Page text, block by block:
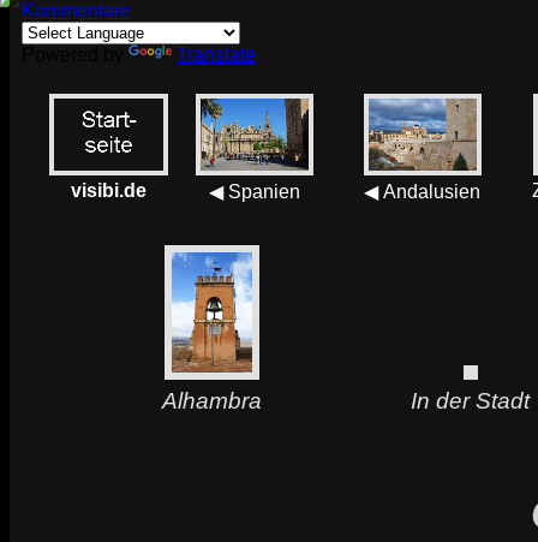
Kommentare
Translate
visibi.de ◀ Spanien ◀ Andalusien
Alhambra In der Stadt